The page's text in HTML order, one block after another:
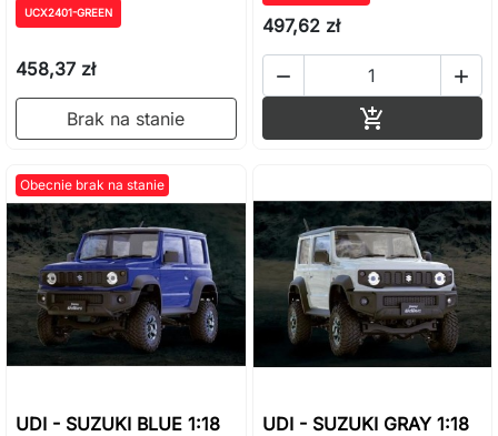
UCX2401-GREEN
458,37 zł
Brak na stanie
497,62 zł
 

Obecnie brak na stanie
UDI - SUZUKI BLUE 1:18 UDI - SUZUKI GRAY 1:18